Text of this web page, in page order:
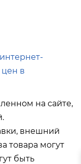
покупке
цен в
на сайте,
внешний
товара могут
быть